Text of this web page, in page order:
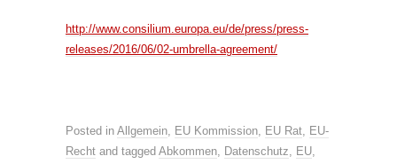
http://www.consilium.europa.eu/de/press/press-
releases/2016/06/02-umbrella-agreement/
Posted in Allgemein, EU Kommission, EU Rat, EU-
Recht and tagged Abkommen, Datenschutz, EU,